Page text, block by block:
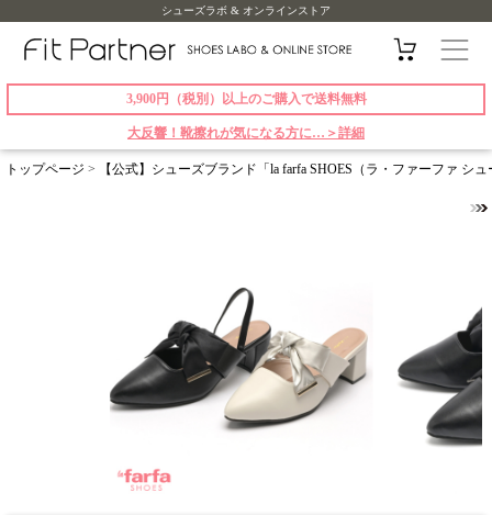
シューズラボ & オンラインストア
3,900円（税別）以上のご購入で送料無料
大反響！靴擦れが気になる方に…＞詳細
トップページ > 【公式】シューズブランド「la farfa SHOES（ラ・ファーファ シ